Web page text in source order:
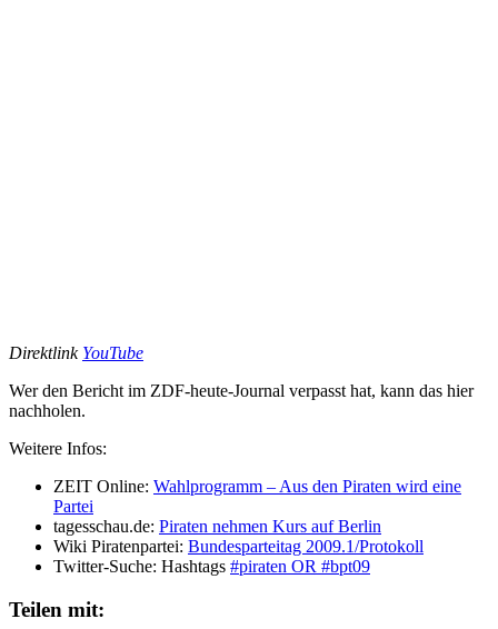
Direktlink YouTube
Wer den Bericht im ZDF-heute-Journal verpasst hat, kann das hier
nachholen.
Weitere Infos:
ZEIT Online: Wahlprogramm – Aus den Piraten wird eine
Partei
tagesschau.de: Piraten nehmen Kurs auf Berlin
Wiki Piratenpartei: Bundesparteitag 2009.1/Protokoll
Twitter-Suche: Hashtags #piraten OR #bpt09
Teilen mit: